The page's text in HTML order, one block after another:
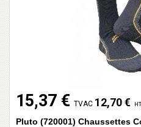
15,37 € TVAC 12,70 €
Pluto (720001) Chaussettes